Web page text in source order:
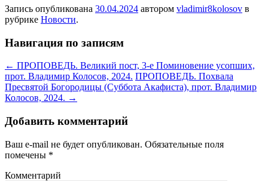
Запись опубликована 30.04.2024 автором vladimir8kolosov в
рубрике Новости.
Навигация по записям
← ПРОПОВЕДЬ. Великий пост, 3-е Поминовение усопших,
прот. Владимир Колосов, 2024. ПРОПОВЕДЬ. Похвала
Пресвятой Богородицы (Суббота Акафиста), прот. Владимир
Колосов, 2024. →
Добавить комментарий
Ваш e-mail не будет опубликован. Обязательные поля
помечены *
Комментарий